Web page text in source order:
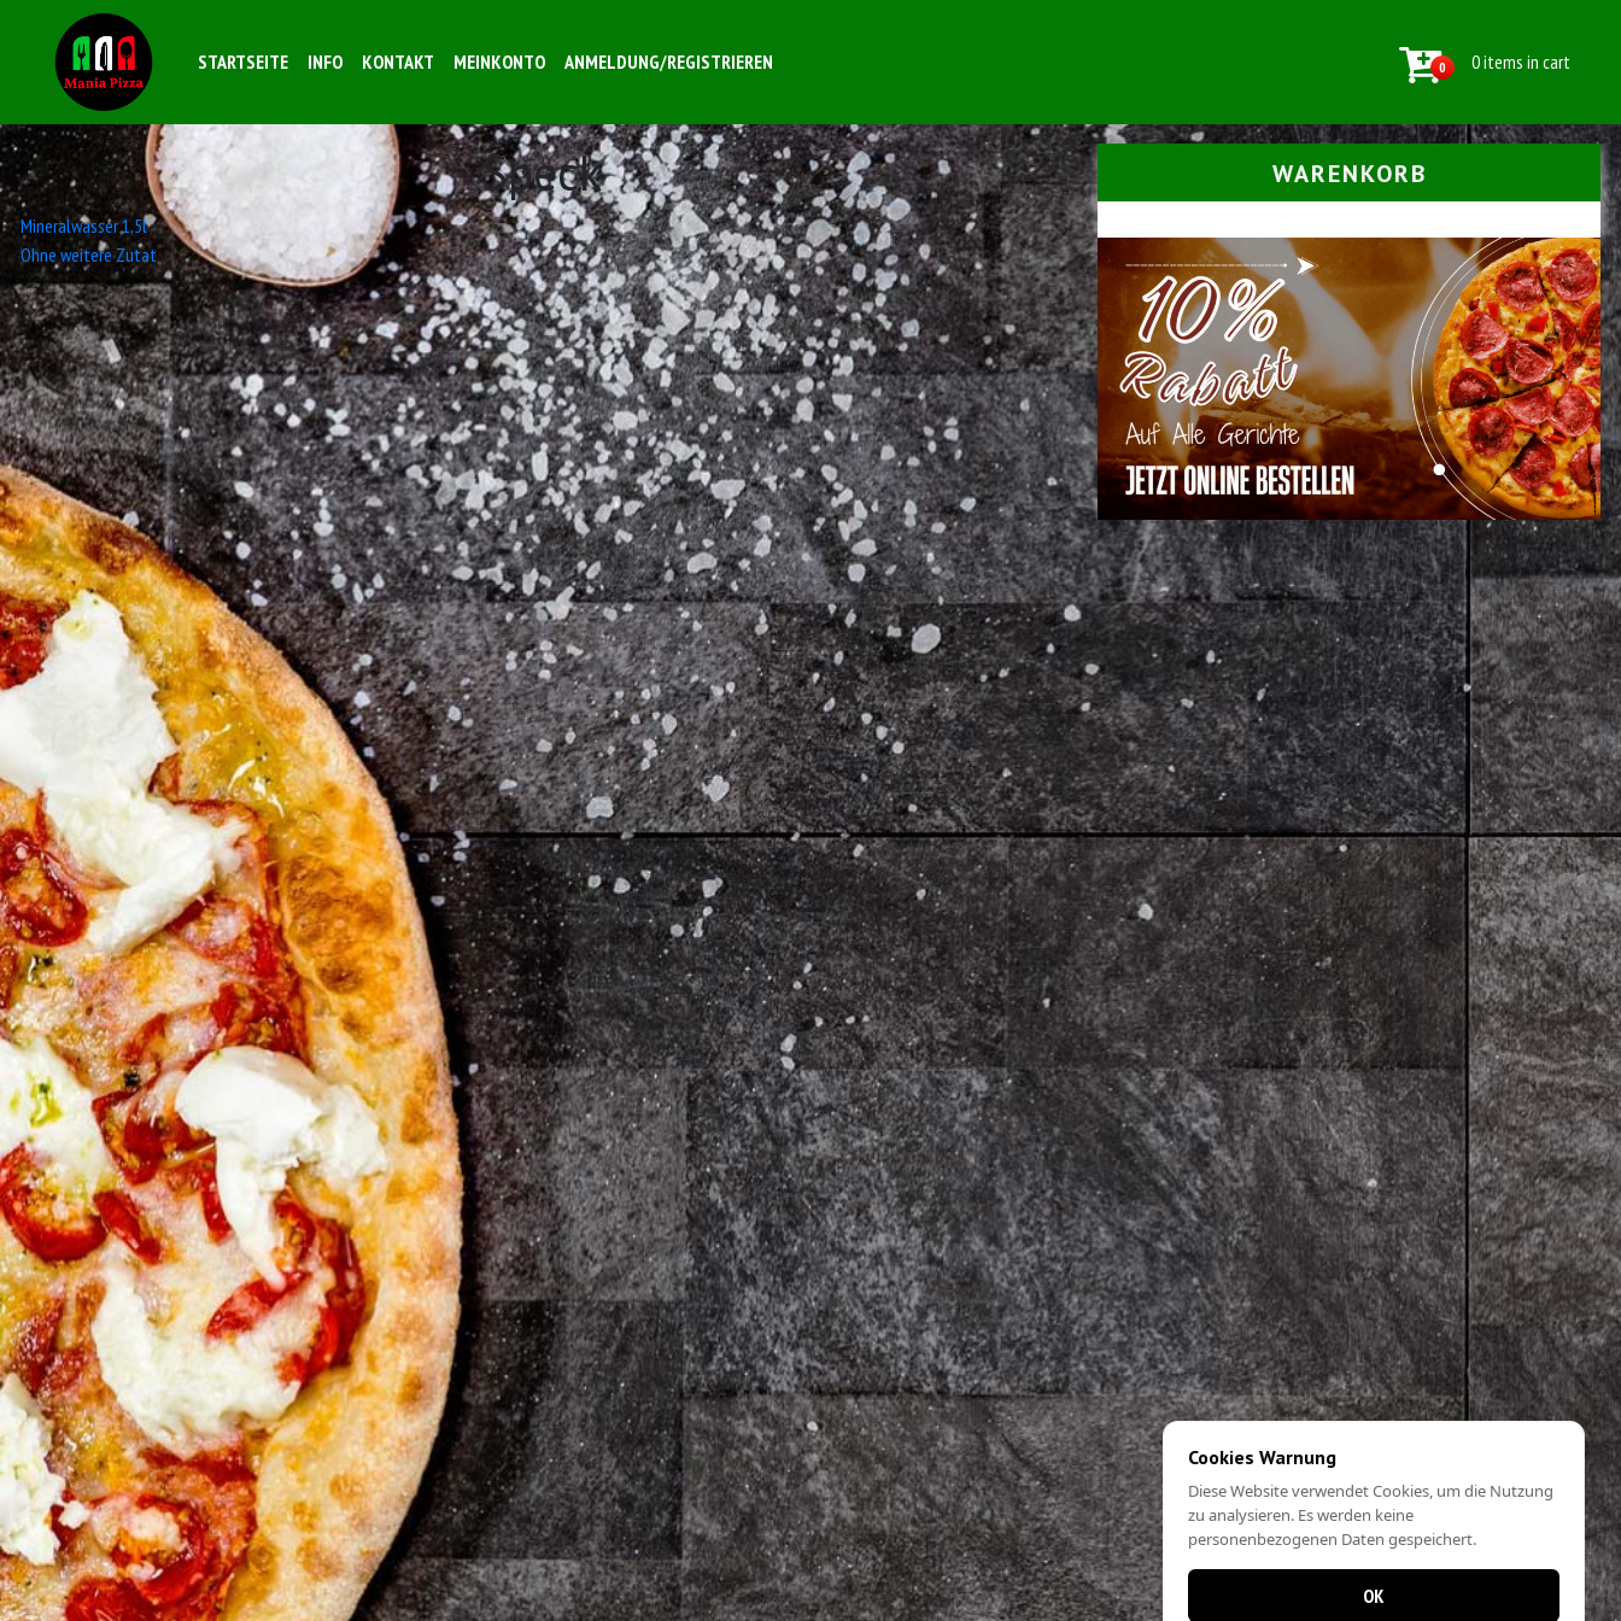
STARTSEITE INFO KONTAKT MEINKONTO ANMELDUNG/REGISTRIEREN 0 0 items in cart
Speck
Beitrags-
Navigation
Mineralwasser 1,5l
Ohne weitere Zutat
WARENKORB
Cookies Warnung
Diese Website verwendet Cookies, um die Nutzung
zu analysieren. Es werden keine
personenbezogenen Daten gespeichert.
OK